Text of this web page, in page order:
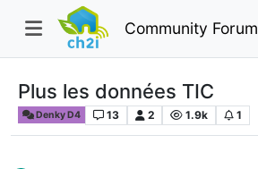
Community Forum
Plus les données TIC
Denky D4 13 2 1.9k 1